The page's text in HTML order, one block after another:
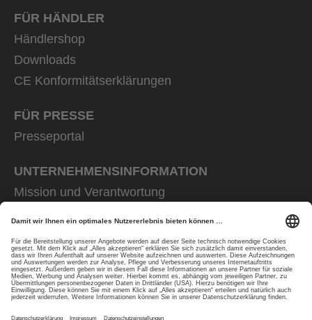
FÜR HÄNDLER
Händlershop
Downloads
CE Konformitätserklärungen
FÜR PRESSE
Presseportal
UNTERNEHMENS­INFORMATION
Mission und Verantwortung
Rainer Winter Stiftung
Karriere